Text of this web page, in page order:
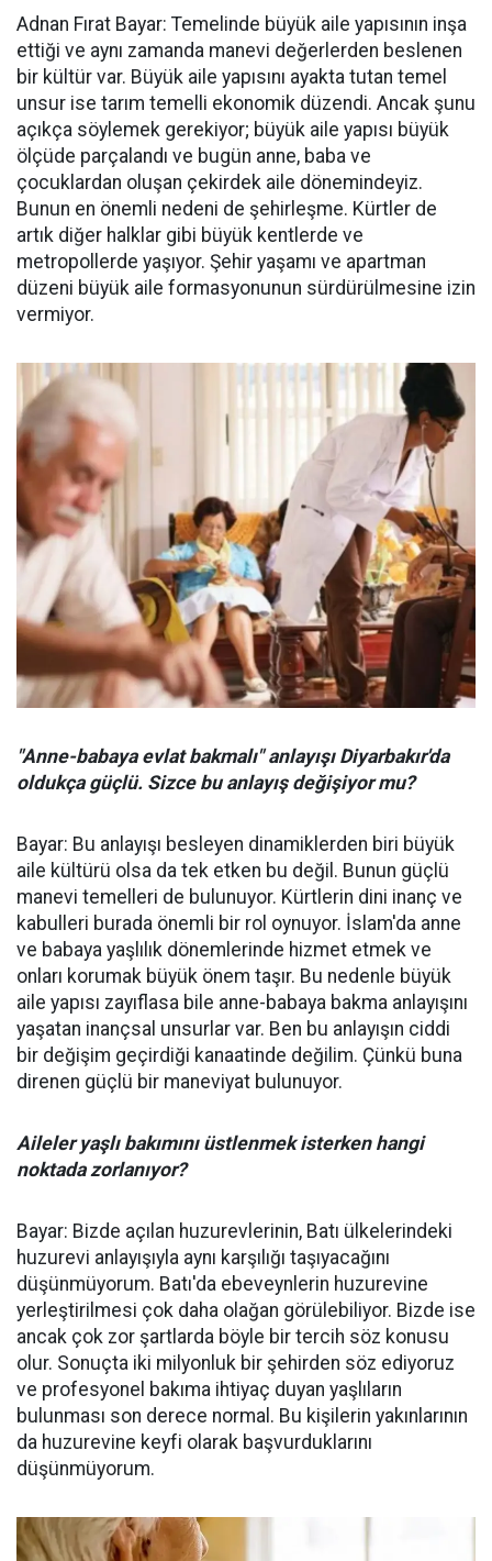
Adnan Fırat Bayar: Temelinde büyük aile yapısının inşa
ettiği ve aynı zamanda manevi değerlerden beslenen
bir kültür var. Büyük aile yapısını ayakta tutan temel
unsur ise tarım temelli ekonomik düzendi. Ancak şunu
açıkça söylemek gerekiyor; büyük aile yapısı büyük
ölçüde parçalandı ve bugün anne, baba ve
çocuklardan oluşan çekirdek aile dönemindeyiz.
Bunun en önemli nedeni de şehirleşme. Kürtler de
artık diğer halklar gibi büyük kentlerde ve
metropollerde yaşıyor. Şehir yaşamı ve apartman
düzeni büyük aile formasyonunun sürdürülmesine izin
vermiyor.
"Anne-babaya evlat bakmalı" anlayışı Diyarbakır'da
oldukça güçlü. Sizce bu anlayış değişiyor mu?
Bayar: Bu anlayışı besleyen dinamiklerden biri büyük
aile kültürü olsa da tek etken bu değil. Bunun güçlü
manevi temelleri de bulunuyor. Kürtlerin dini inanç ve
kabulleri burada önemli bir rol oynuyor. İslam'da anne
ve babaya yaşlılık dönemlerinde hizmet etmek ve
onları korumak büyük önem taşır. Bu nedenle büyük
aile yapısı zayıflasa bile anne-babaya bakma anlayışını
yaşatan inançsal unsurlar var. Ben bu anlayışın ciddi
bir değişim geçirdiği kanaatinde değilim. Çünkü buna
direnen güçlü bir maneviyat bulunuyor.
Aileler yaşlı bakımını üstlenmek isterken hangi
noktada zorlanıyor?
Bayar: Bizde açılan huzurevlerinin, Batı ülkelerindeki
huzurevi anlayışıyla aynı karşılığı taşıyacağını
düşünmüyorum. Batı'da ebeveynlerin huzurevine
yerleştirilmesi çok daha olağan görülebiliyor. Bizde ise
ancak çok zor şartlarda böyle bir tercih söz konusu
olur. Sonuçta iki milyonluk bir şehirden söz ediyoruz
ve profesyonel bakıma ihtiyaç duyan yaşlıların
bulunması son derece normal. Bu kişilerin yakınlarının
da huzurevine keyfi olarak başvurduklarını
düşünmüyorum.